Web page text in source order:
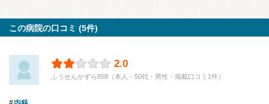
この病院の口コミ (5件)
2.0
ふうせんかずら858（本人・50代・男性・掲載口コミ1件）